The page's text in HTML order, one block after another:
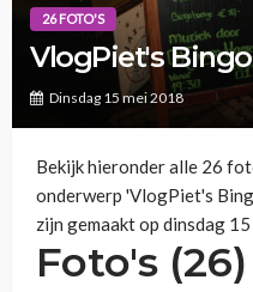
26 FOTO'S
VlogPiet's
Dinsdag 15 mei 2018
Bekijk hieronder alle 26
onderwerp 'VlogPiet's
zijn gemaakt op dinsdag
Foto's (26)